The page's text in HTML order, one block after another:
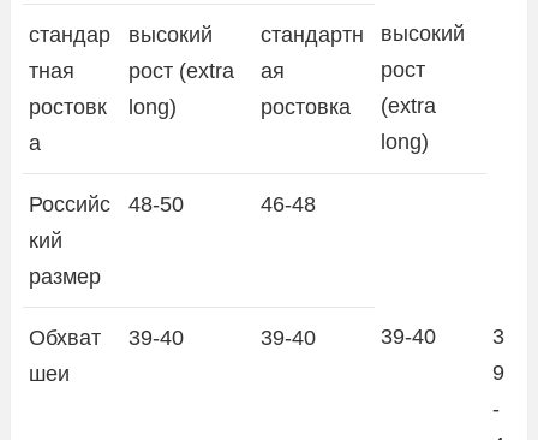
стандар
тная
ростовк
а
высокий
рост (extra
long)
стандартн
ая
ростовка
высокий
рост
(extra
long)
Российс
кий
размер
48-50 46-48
Обхват
шеи
39-40 39-40 39-40
3
9
-